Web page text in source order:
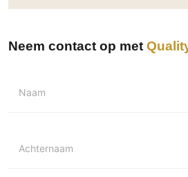
Fitnessapparatuur
Wellness
Neem contact op met
Naam
Achternaam